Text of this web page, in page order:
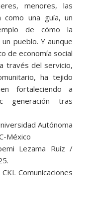
menores, las
como una guía, un
de cómo la
pueblo. Y aunque
de economía social
través del servicio,
ha tejido
fortaleciendo a
generación tras
Autónoma
México
Lezama Ruíz /
CKL Comunicaciones